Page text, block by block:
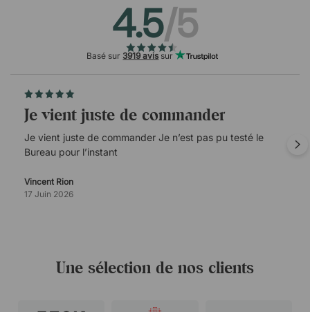
4.5/5
Basé sur 3919 avis sur
Je vient juste de commander
Je vient juste de commander Je n’est pas pu testé le
Bureau pour l’instant
Vincent Rion
17 Juin 2026
Une sélection de nos clients